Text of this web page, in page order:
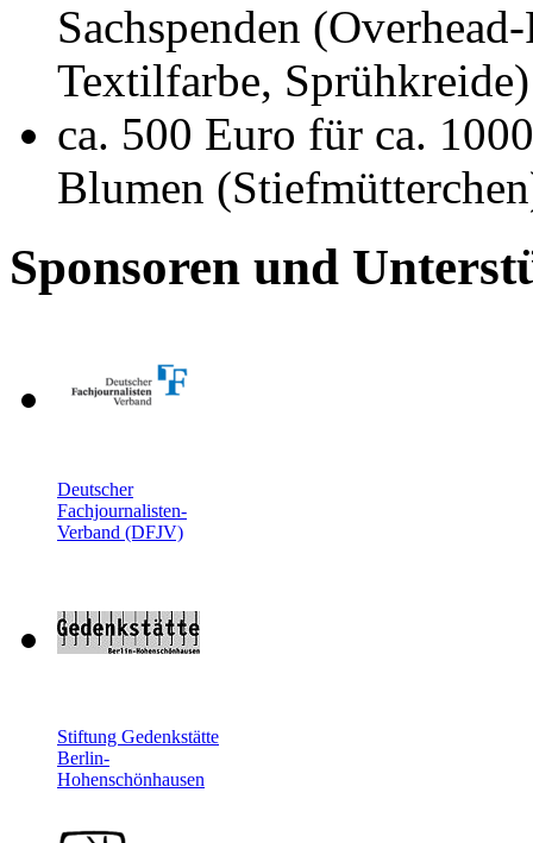
Sachspenden
Textilfarbe, Sprühkreide)
ca. 500 Euro für ca.
Blumen
Sponsoren und
Deutscher
Fachjournalisten-
Verband (DFJV)
Stiftung Gedenkstätte
Berlin-
Hohenschönhausen